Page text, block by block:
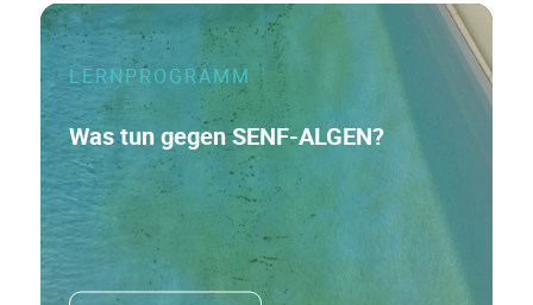
LERNPROGRAMM
Was tun gegen SENF-ALGEN?